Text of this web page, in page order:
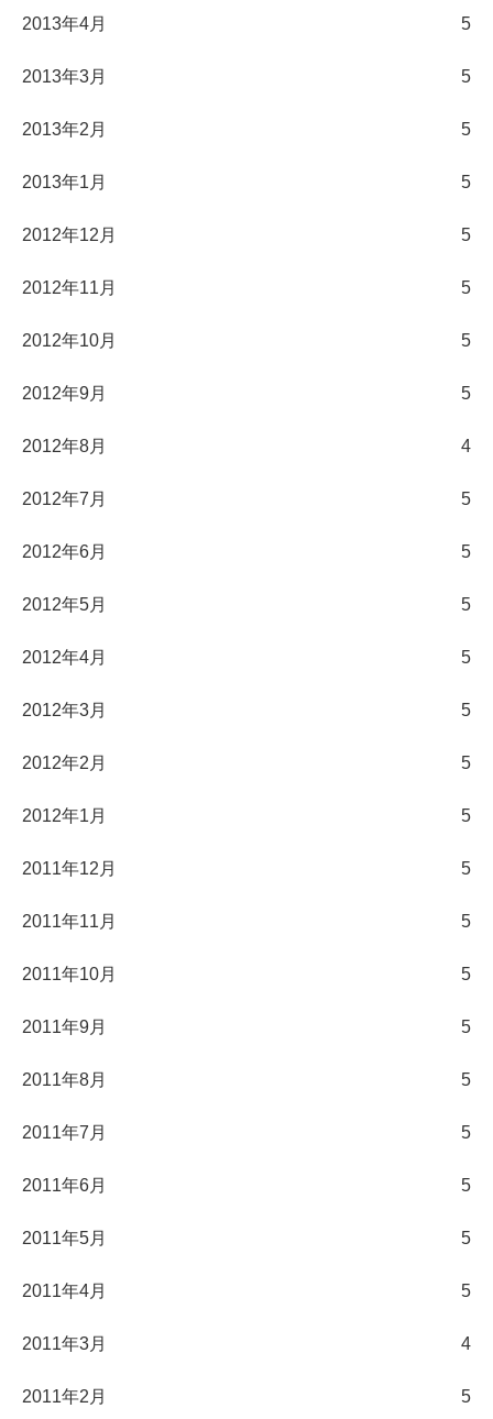
2013年4月 5
2013年3月 5
2013年2月 5
2013年1月 5
2012年12月 5
2012年11月 5
2012年10月 5
2012年9月 5
2012年8月 4
2012年7月 5
2012年6月 5
2012年5月 5
2012年4月 5
2012年3月 5
2012年2月 5
2012年1月 5
2011年12月 5
2011年11月 5
2011年10月 5
2011年9月 5
2011年8月 5
2011年7月 5
2011年6月 5
2011年5月 5
2011年4月 5
2011年3月 4
2011年2月 5